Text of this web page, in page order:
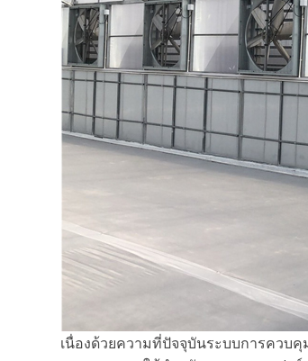
เนื่องด้วยความที่ปัจจุบันระบบการควบ